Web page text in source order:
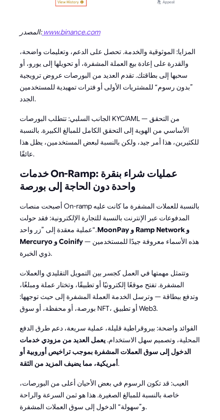
المصدر: www.binance.com
المزايا: الموثوقية والخدمة. تحصل على الدعم، وتعليمات واضحة،
والقدرة على إعادة بيع العملة المشفرة، أو تحويلها إلى يورو، أو
سحبها إلى بطاقتك. تقدم العديد من البورصات عروض ترويجية
”بدون رسوم“ للمشتريات الأولى أو فترات تمهيدية للمستخدمين
الجدد.
الجانب السلبي: تتطلب البورصات KYC/AML — من التحقق
الأساسي من الهوية إلى التحقق الكامل للمبالغ الكبيرة. بالنسبة
للكثيرين، هذا أمر جيد، ولكن بالنسبة لبعض المستخدمين، يظل هذا
عائقًا.
خدمات On-Ramp: عمليات شراء بنقرة
واحدة دون الحاجة إلى بورصة
أصبحت منصات On-ramp بالنسبة للعملات المشفرة ما كانت عليه
المدفوعات عبر الإنترنت بالنسبة للتجارة الإلكترونية: فقد حولت
عملية معقدة إلى ”زر واحد“.MoonPay و Ramp Network و
Mercuryo و Coinify— هذه الأسماء معروفة جيدًا للمستخدمين
ذوي الخبرة.
وتتمثل مهمتها في العمل كجسر بين التمويل التقليدي والعملات
المشفرة. تفتح موقعًا إلكترونيًا أو تطبيقًا، وتختار عملة ومبلغًا،
وتدفع ببطاقة — وترسل الخدمة العملة المشفرة إلى حيث توجهها:
بورصة، أو محفظة، أو سوق NFT، أو تطبيق Web3.
الفوائد واضحة: بيروقراطية قليلة، عملية سريعة، دعم طرق الدفع
المحلية، وتصميم سهل الاستخدام.يعمل العديد من مزودي خدمات
الدخول إلى سوق العملات المشفرة بموجب تراخيص أوروبية أو
أمريكية، مما يضيف المزيد من الثقة.
العيب: قد تكون الرسوم في بعض الأحيان أعلى من البورصات،
خاصة بالنسبة للمبالغ الصغيرة. هذا هو ثمن السرعة والراحة
و”سهولة“ الدخول إلى سوق العملات المشفرة.